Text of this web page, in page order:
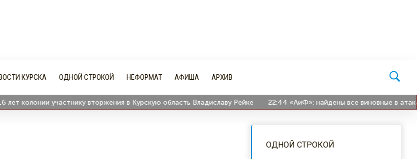
КУРСКА ОДНОЙ СТРОКОЙ НЕФОРМАТ АФИША АРХИВ
участнику вторжения в Курскую область Владиславу Рейке 22:44 «АиФ»: найдены все виновные в атаках
ОДНОЙ СТРОКОЙ